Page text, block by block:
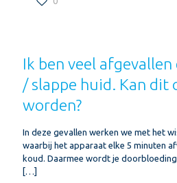
Ik ben veel afgevallen
/ slappe huid. Kan dit
worden?
In deze gevallen werken we met het
waarbij het apparaat elke 5 minuten
koud. Daarmee wordt je
[…]